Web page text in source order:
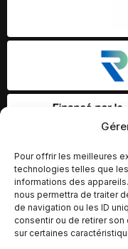
Pour offrir les meilleures
technologies telles que
informations des
nous permettra de traiter
de navigation ou les ID
consentir ou de retirer
sur certaines